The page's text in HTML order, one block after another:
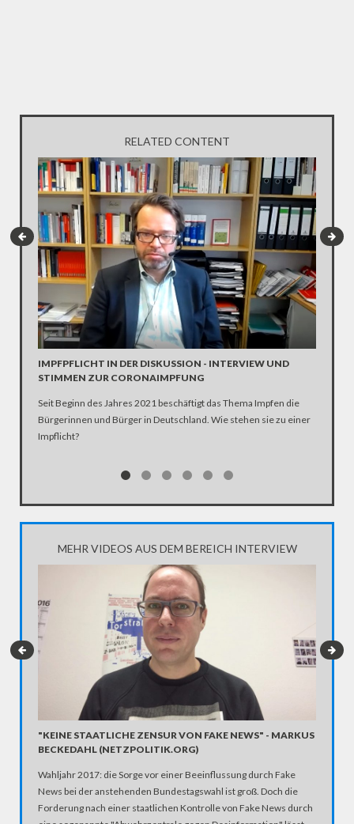
RELATED CONTENT
IMPFPFLICHT IN DER DISKUSSION - INTERVIEW UND
STIMMEN ZUR CORONAIMPFUNG
Seit Beginn des Jahres 2021 beschäftigt das Thema Impfen die
Bürgerinnen und Bürger in Deutschland. Wie stehen sie zu einer
Impflicht?
MEHR VIDEOS AUS DEM BEREICH INTERVIEW
"KEINE STAATLICHE ZENSUR VON FAKE NEWS" - MARKUS
BECKEDAHL (NETZPOLITIK.ORG)
Wahljahr 2017: die Sorge vor einer Beeinflussung durch Fake
News bei der anstehenden Bundestagswahl ist groß. Doch die
Forderung nach einer staatlichen Kontrolle von Fake News durch